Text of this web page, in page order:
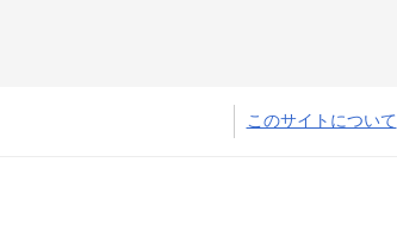
このサイトについて